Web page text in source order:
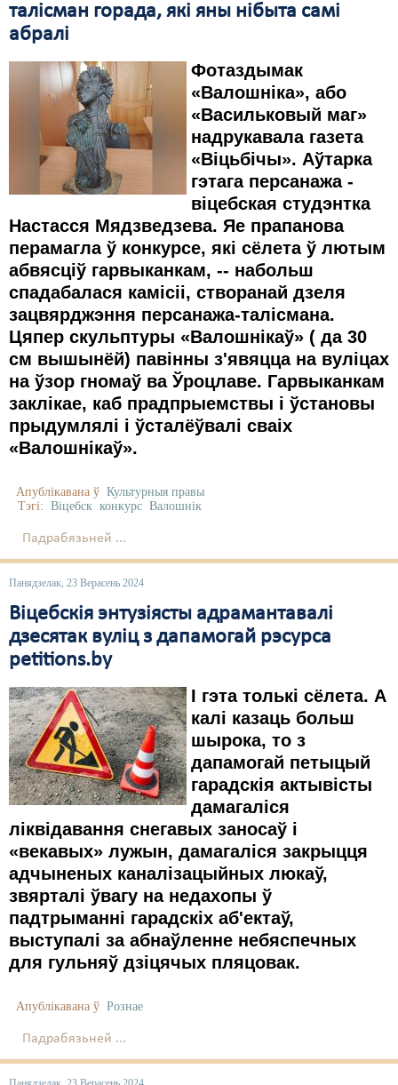
талісман горада, які яны нібыта самі
абралі
Фотаздымак
«Валошніка», або
«Васильковый маг»
надрукавала газета
«Віцьбічы». Аўтарка
гэтага персанажа -
віцебская студэнтка
Настасся Мядзведзева. Яе прапанова
перамагла ў конкурсе, які сёлета ў лютым
абвясціў гарвыканкам, -- набольш
спадабалася камісіі, створанай дзеля
зацвярджэння персанажа-талісмана.
Цяпер скульптуры «Валошнікаў» ( да 30
см вышынёй) павінны з'явяцца на вуліцах
на ўзор гномаў ва Ўроцлаве. Гарвыканкам
заклікае, каб прадпрыемствы і ўстановы
прыдумлялі і ўсталёўвалі сваіх
«Валошнікаў».
Апублікавана ў Культурныя правы
Тэгі: Віцебск конкурс Валошнік
Падрабязьней ...
Панядзелак, 23 Верасень 2024
Віцебскія энтузіясты адрамантавалі
дзесятак вуліц з дапамогай рэсурса
petitions.by
І гэта толькі сёлета. А
калі казаць больш
шырока, то з
дапамогай петыцый
гарадскія актывісты
дамагаліся
ліквідавання снегавых заносаў і
«векавых» лужын, дамагаліся закрыцця
адчыненых каналізацыйных люкаў,
звярталі ўвагу на недахопы ў
падтрыманні гарадскіх аб'ектаў,
выступалі за абнаўленне небяспечных
для гульняў дзіцячых пляцовак.
Апублікавана ў Рознае
Падрабязьней ...